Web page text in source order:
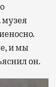
музея
и мы
он.